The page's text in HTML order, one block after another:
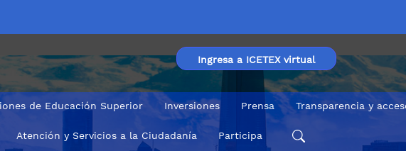
Ingresa a ICETEX virtual
de Educación Superior Inversiones Prensa Transparencia y
Atención y Servicios a la Ciudadanía Participa